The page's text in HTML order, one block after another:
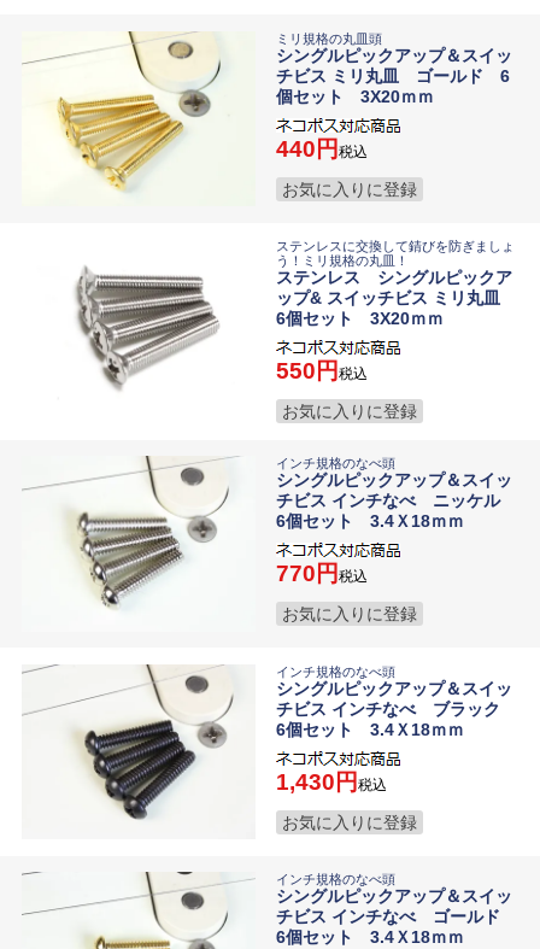
ミリ規格の丸皿頭
シングルピックアップ＆スイッ
チビス ミリ丸皿 ゴールド 6
個セット 3X20ｍｍ
440 税込
お気に入りに登録
ステンレスに交換して錆びを防ぎましょ
う！ミリ規格の丸皿！
ステンレス シングルピックア
ップ& スイッチビス ミリ丸皿
6個セット 3X20ｍｍ
550 税込
お気に入りに登録
インチ規格のなべ頭
シングルピックアップ＆スイッ
チビス インチなべ ニッケル
6個セット 3.4Ｘ18ｍｍ
770 税込
お気に入りに登録
インチ規格のなべ頭
シングルピックアップ＆スイッ
チビス インチなべ ブラック
6個セット 3.4Ｘ18ｍｍ
1,430 税込
お気に入りに登録
インチ規格のなべ頭
シングルピックアップ＆スイッ
チビス インチなべ ゴールド
6個セット 3.4Ｘ18ｍｍ